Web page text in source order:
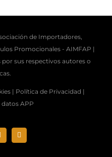
de Importadores,
Promocionales - AIMFAP |
sus respectivos autores o
| Política de Privacidad |
APP
LinkedIn